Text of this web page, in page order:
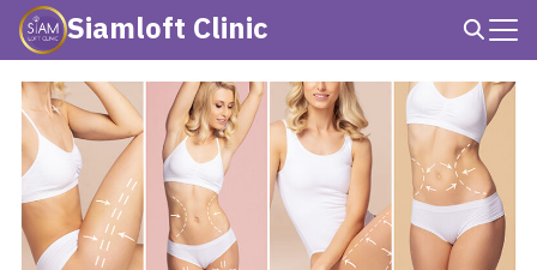
Skip
content
Siamloft Clinic
Search
for: